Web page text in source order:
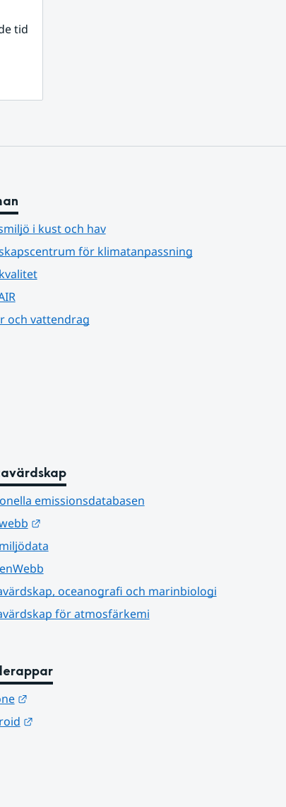
tid
i kust och hav
för klimatanpassning
och vattendrag
emissionsdatabasen
Länk till annan webbplats.
oceanografi och marinbiologi
för atmosfärkemi
Länk till annan webbplats.
Länk till annan webbplats.